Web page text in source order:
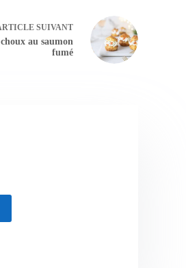
SUIVANT
au saumon
fumé